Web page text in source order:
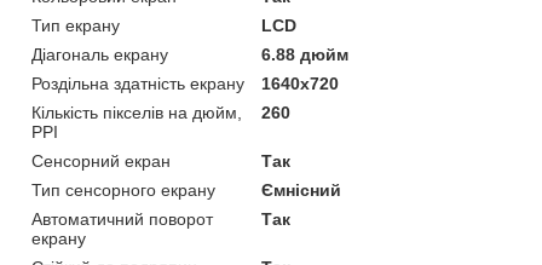
Тип екрану
LCD
Діагональ екрану
6.88 дюйм
Роздільна здатність екрану
1640x720
Кількість пікселів на дюйм,
PPI
260
Сенсорний екран
Так
Тип сенсорного екрану
Ємнісний
Автоматичний поворот
екрану
Так